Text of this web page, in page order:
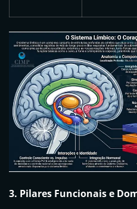
3. Pilares Funcionais e